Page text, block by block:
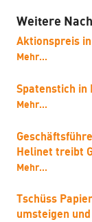
Weitere
Aktionspreis
Mehr...
Spatenstich in
Mehr...
Helinet treibt
Mehr...
Tschüss
umsteigen